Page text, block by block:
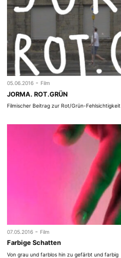
05.06.2016 - Film
JORMA. ROT.GRÜN
Filmischer Beitrag zur Rot/Grün-Fehlsichtigkeit
07.05.2016 - Film
Farbige Schatten
Von grau und farblos hin zu gefärbt und farbig